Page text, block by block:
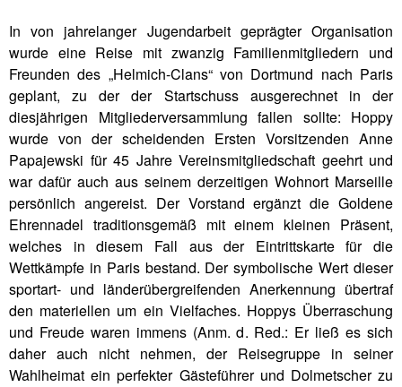
In von jahrelanger Jugendarbeit geprägter Organisation
wurde eine Reise mit zwanzig Familienmitgliedern und
Freunden des „Helmich-Clans“ von Dortmund nach Paris
geplant, zu der der Startschuss ausgerechnet in der
diesjährigen Mitgliederversammlung fallen sollte: Hoppy
wurde von der scheidenden Ersten Vorsitzenden Anne
Papajewski für 45 Jahre Vereinsmitgliedschaft geehrt und
war dafür auch aus seinem derzeitigen Wohnort Marseille
persönlich angereist. Der Vorstand ergänzt die Goldene
Ehrennadel traditionsgemäß mit einem kleinen Präsent,
welches in diesem Fall aus der Eintrittskarte für die
Wettkämpfe in Paris bestand. Der symbolische Wert dieser
sportart- und länderübergreifenden Anerkennung übertraf
den materiellen um ein Vielfaches. Hoppys Überraschung
und Freude waren immens (Anm. d. Red.: Er ließ es sich
daher auch nicht nehmen, der Reisegruppe in seiner
Wahlheimat ein perfekter Gästeführer und Dolmetscher zu